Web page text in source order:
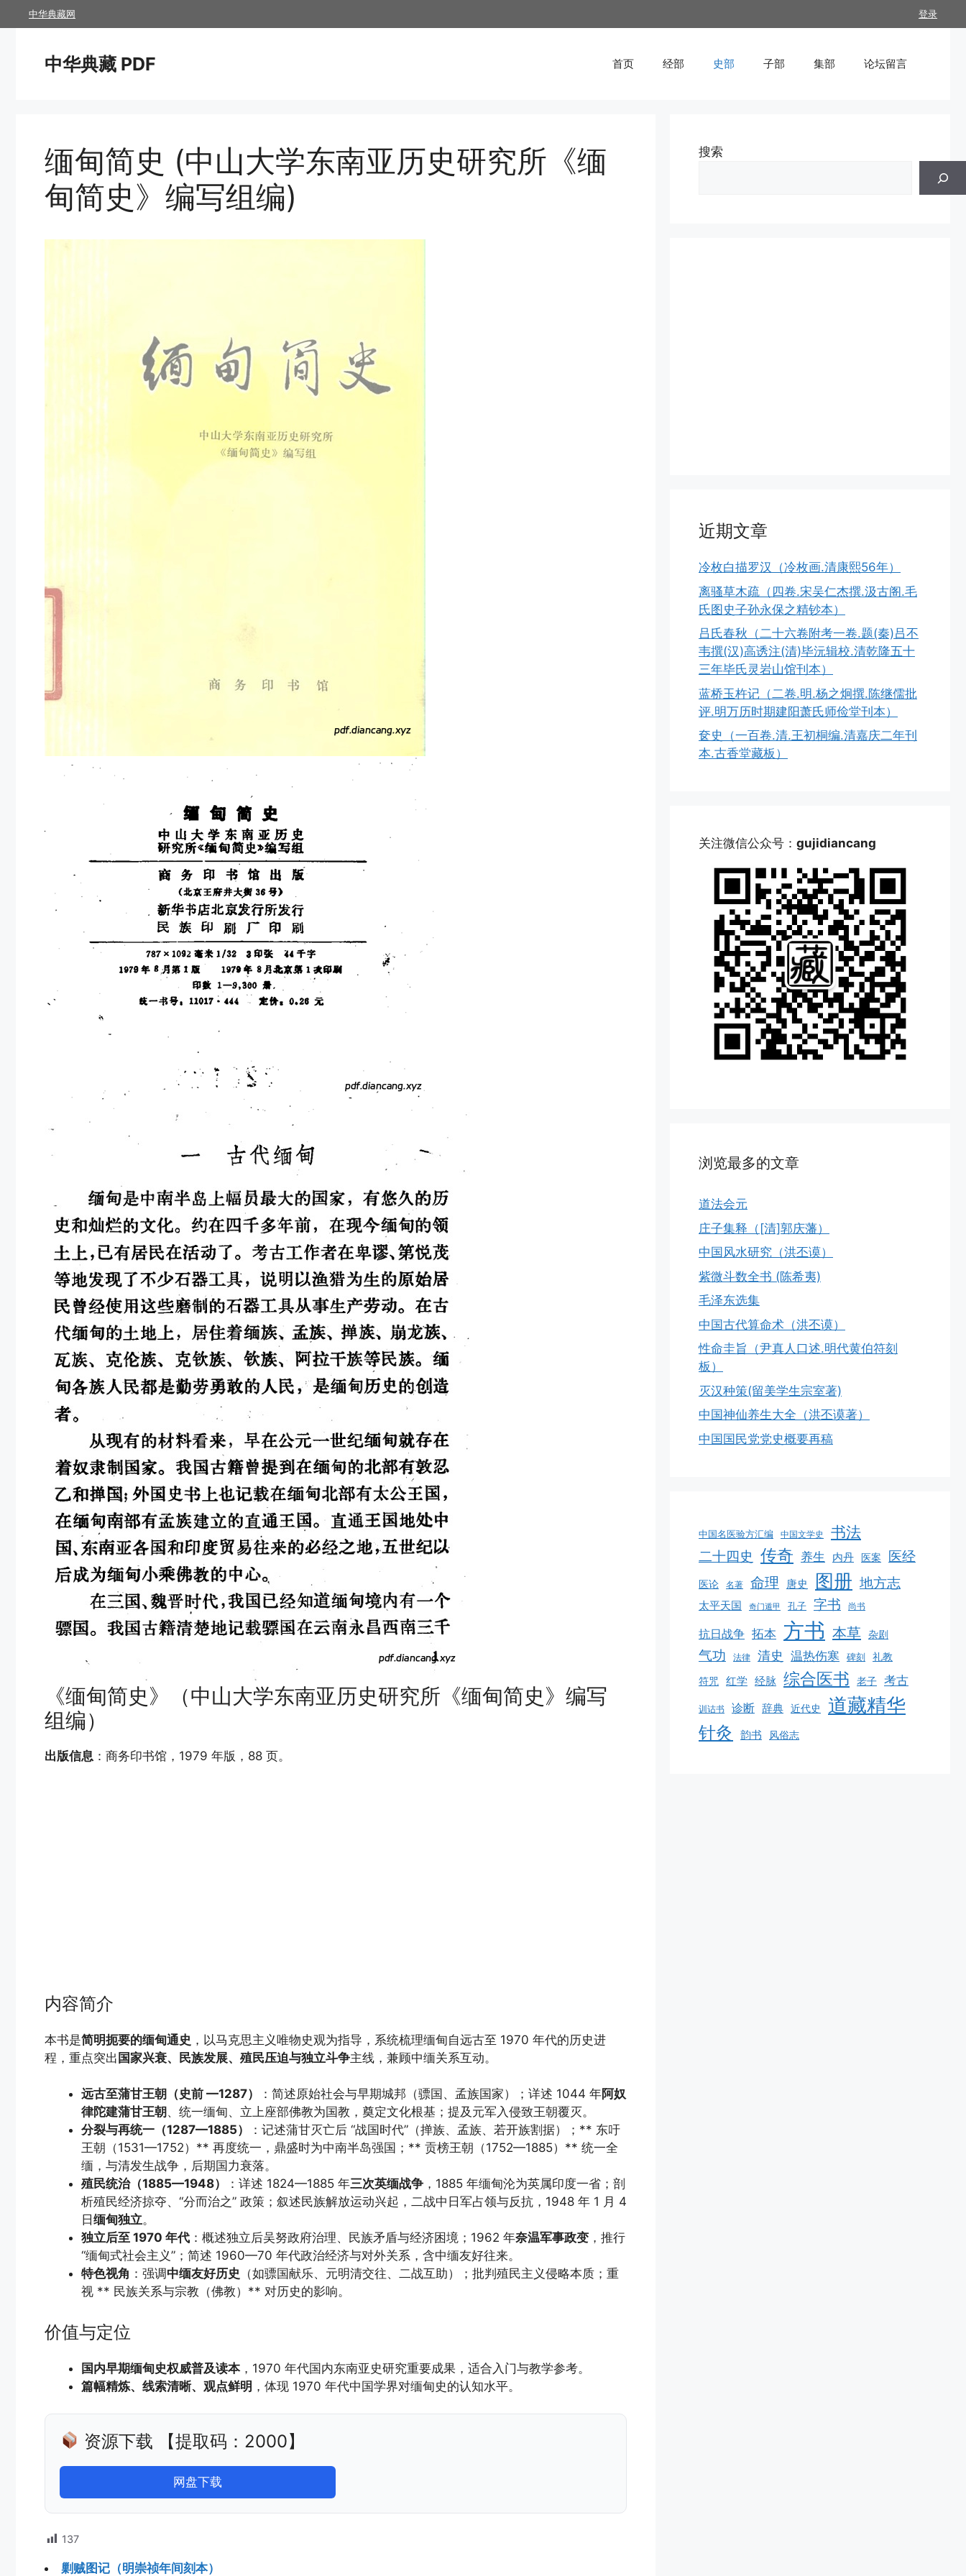
至
登录
中华典藏网
中华典藏 PDF 首页 经部 史部 子部 集部 论坛留言
缅甸简史 (中山大学东南亚历史研究所《缅
甸简史》编写组编)
《缅甸简史》（中山大学东南亚历史研究所《缅甸简史》编写
组编）
出版信息 ：商务印书馆，1979 年版，88 页。
内容简介
本书是简明扼要的缅甸通史 ，以马克思主义唯物史观为指导，系统梳理缅甸自远古至 1970 年代的历史进
程，重点突出 国家兴衰、民族发展、殖民压迫与独立斗争主线，兼顾中缅关系互动。
远古至蒲甘王朝（史前 —1287） ：简述原始社会与早期城邦（骠国、孟族国家）；详述 1044 年阿奴
律陀建蒲甘王朝 、统一缅甸、立上座部佛教为国教，奠定文化根基；提及元军入侵致王朝覆灭。
分裂与再统一（1287—1885）
：记述蒲甘灭亡后 “战国时代”（掸族、孟族、若开族割据）；** 东吁
王朝（1531—1752）** 再度统一，鼎盛时为中南半岛强国；** 贡榜王朝（1752—1885）** 统一全
缅，与清发生战争，后期国力衰落。
殖民统治（1885—1948）
：详述 1824—1885 年三次英缅战争 ，1885 年缅甸沦为英属印度一省；剖
析殖民经济掠夺、“分而治之” 政策；叙述民族解放运动兴起，二战中日军占领与反抗，1948 年 1 月 4
日 缅甸独立。
独立后至 1970 年代 ：概述独立后吴努政府治理、民族矛盾与经济困境；1962 年奈温军事政变 ，推行
“缅甸式社会主义”；简述 1960—70 年代政治经济与对外关系，含中缅友好往来。
特色视角 ：强调中缅友好历史 （如骠国献乐、元明清交往、二战互助）；批判殖民主义侵略本质；重
视 ** 民族关系与宗教（佛教）** 对历史的影响。
价值与定位
国内早期缅甸史权威普及读本，1970 年代国内东南亚史研究重要成果，适合入门与教学参考。
篇幅精炼、线索清晰、观点鲜明 ，体现 1970 年代中国学界对缅甸史的认知水平。
资源下载 【提取码：2000】
网盘下载
137
剿贼图记（明崇祯年间刻本）
搜索
近期文章
冷枚白描罗汉（冷枚画.清康熙56年）
离骚草木疏（四卷.宋吴仁杰撰.汲古阁.毛
氏图史子孙永保之精钞本）
吕氏春秋（二十六卷附考一卷.题(秦)吕不
韦撰(汉)高诱注(清)毕沅辑校.清乾隆五十
三年毕氏灵岩山馆刊本）
蓝桥玉杵记（二卷.明.杨之炯撰.陈继儒批
评.明万历时期建阳萧氏师俭堂刊本）
奁史（一百卷.清.王初桐编.清嘉庆二年刊
本.古香堂藏板）
关注微信公众号： gujidiancang
浏览最多的文章
道法会元
庄子集释（[清]郭庆藩）
中国风水研究（洪丕谟）
紫微斗数全书 (陈希夷)
毛泽东选集
中国古代算命术（洪丕谟）
性命圭旨（尹真人口述.明代黄伯符刻
板）
灭汉种策(留美学生宗室著)
中国神仙养生大全（洪丕谟著）
中国国民党党史概要再稿
中国名医验方汇编 中国文学史 书法
二十四史 传奇 养生 内丹 医案 医经
医论 名著 命理 唐史 图册 地方志
太平天国 奇门遁甲 孔子 字书 尚书
抗日战争 拓本 方书 本草 杂剧
气功 法律 清史 温热伤寒 碑刻 礼教
符咒 红学 经脉 综合医书 老子 考古
训诂书 诊断 辞典 近代史 道藏精华
针灸 韵书 风俗志